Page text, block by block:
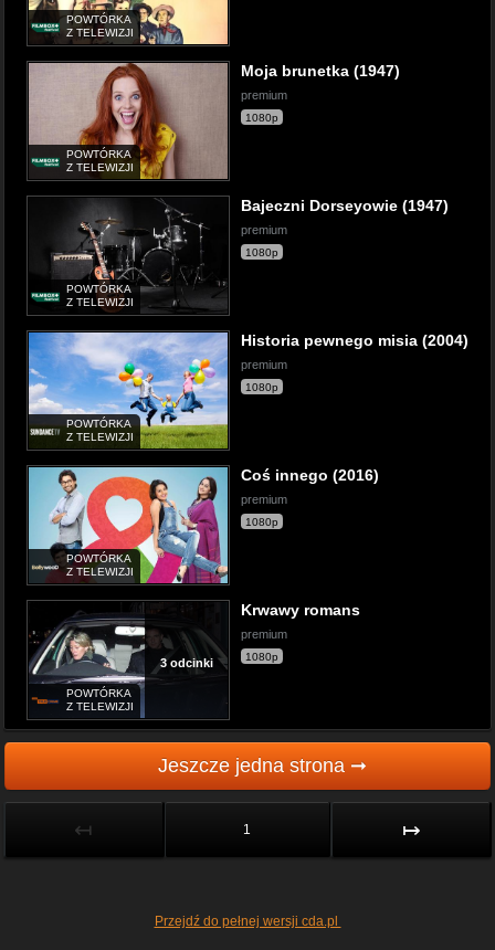
POWTÓRKA
Z TELEWIZJI
POWTÓRKA
Z TELEWIZJI
Moja brunetka (1947)
premium
1080p
POWTÓRKA
Z TELEWIZJI
Bajeczni Dorseyowie (1947)
premium
1080p
POWTÓRKA
Z TELEWIZJI
Historia pewnego misia (2004)
premium
1080p
POWTÓRKA
Z TELEWIZJI
Coś innego (2016)
premium
1080p
3 odcinki
POWTÓRKA
Z TELEWIZJI
Krwawy romans
premium
1080p
Jeszcze jedna strona ➞
↤ 1 ↦
Przejdź do pełnej wersji cda.pl